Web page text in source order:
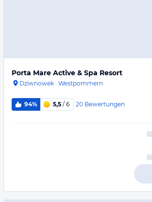
Porta Mare Active & Spa Resort
Dziwnowek · Westpommern
94% 5,5 / 6 20 Bewertungen